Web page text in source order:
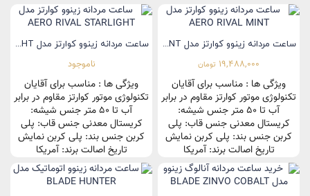
ساعت مردانه زینوو کوارتز مدل AERO RIVAL MINT
19,488,000 تومان
ویژگی ها : مناسب برای آقایان
تکنولوژی موتور کوارتز مقاوم در برابر
آب تا 50 متر جنس شیشه:
کریستال معدنی جنس قاب: پلی
کربن جنس بند: پلی کربن نمایش
تاریخ اصالت برند: آمریکا
ساعت مردانه زینوو کوارتز مدل AERO RIVAL STARLIGHT
ناموجود
ویژگی ها : مناسب برای آقایان
تکنولوژی موتور کوارتز مقاوم در برابر
آب تا 50 متر جنس شیشه:
کریستال معدنی جنس قاب: پلی
کربن جنس بند: پلی کربن نمایش
تاریخ اصالت برند: آمریکا